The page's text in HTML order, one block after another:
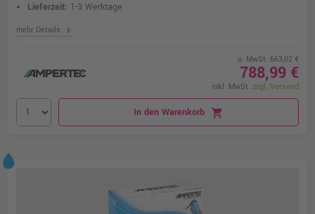
Lieferzeit: 1-3 Werktage
mehr Details chevron_right
o. MwSt. 663,02 €
788,99 €
inkl. MwSt. zzgl. Versand
In den Warenkorb shopping_cart